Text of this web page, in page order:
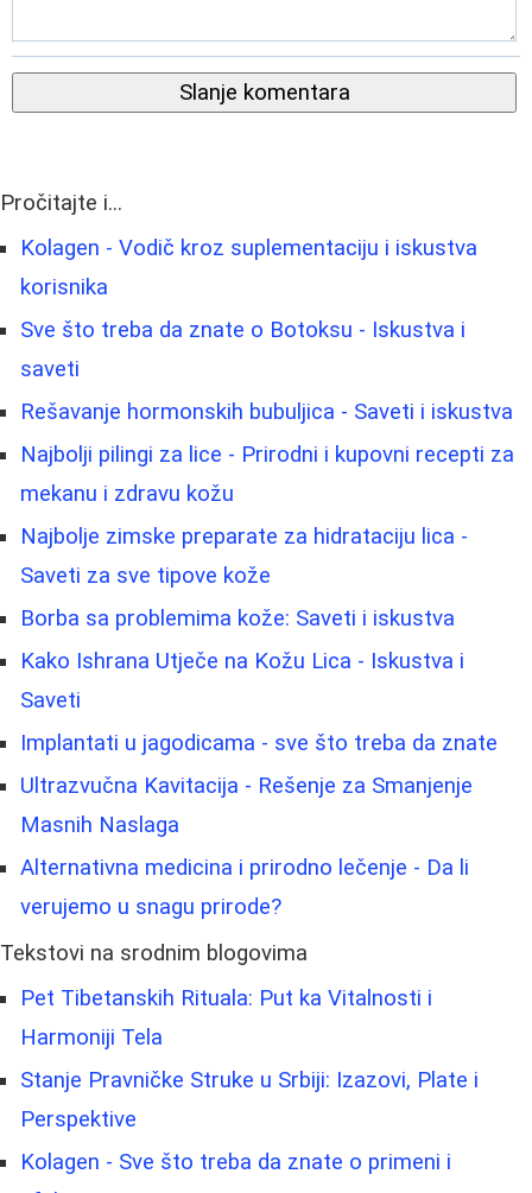
Slanje komentara
Pročitajte i...
Kolagen - Vodič kroz suplementaciju i iskustva
korisnika
Sve što treba da znate o Botoksu - Iskustva i
saveti
Rešavanje hormonskih bubuljica - Saveti i iskustva
Najbolji pilingi za lice - Prirodni i kupovni recepti za
mekanu i zdravu kožu
Najbolje zimske preparate za hidrataciju lica -
Saveti za sve tipove kože
Borba sa problemima kože: Saveti i iskustva
Kako Ishrana Utječe na Kožu Lica - Iskustva i
Saveti
Implantati u jagodicama - sve što treba da znate
Ultrazvučna Kavitacija - Rešenje za Smanjenje
Masnih Naslaga
Alternativna medicina i prirodno lečenje - Da li
verujemo u snagu prirode?
Tekstovi na srodnim blogovima
Pet Tibetanskih Rituala: Put ka Vitalnosti i
Harmoniji Tela
Stanje Pravničke Struke u Srbiji: Izazovi, Plate i
Perspektive
Kolagen - Sve što treba da znate o primeni i